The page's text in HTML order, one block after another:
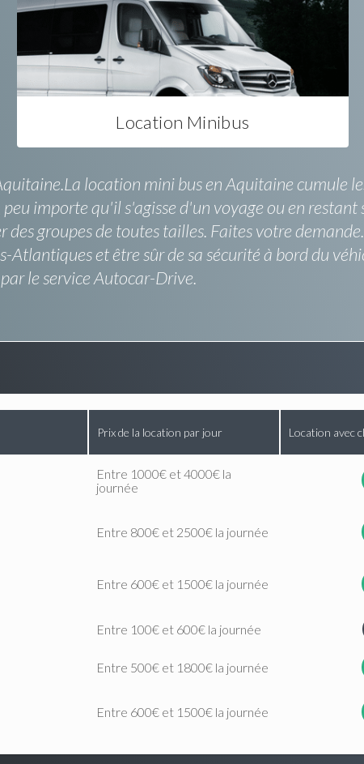
Location Minibus
location mini bus en Aquitaine cumule
importe qu'il s'agisse d'un voyage ou en restant
groupes de toutes tailles. Faites votre
et être sûr de sa sécurité à bord du
le service Autocar-Drive.
Prix de la location par jour Location avec
Entre 1000€ et 4000€ la
journée
Entre 800€ et 2500€ la journée
Entre 600€ et 1500€ la journée
Entre 100€ et 600€ la journée
Entre 500€ et 1800€ la journée
Entre 600€ et 1500€ la journée